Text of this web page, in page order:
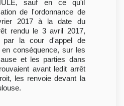
sauf en ce qu'il
de l'ordonnance de
2017 à la date du
rendu le 3 avril 2017,
par la cour d'appel de
conséquence, sur les
et les parties dans
avant ledit arrêt
les renvoie devant la